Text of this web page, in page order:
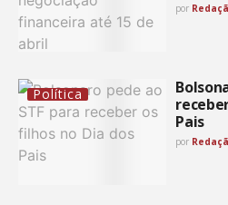
por
Política
Pais
por